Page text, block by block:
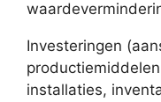
Investeringen
installaties,